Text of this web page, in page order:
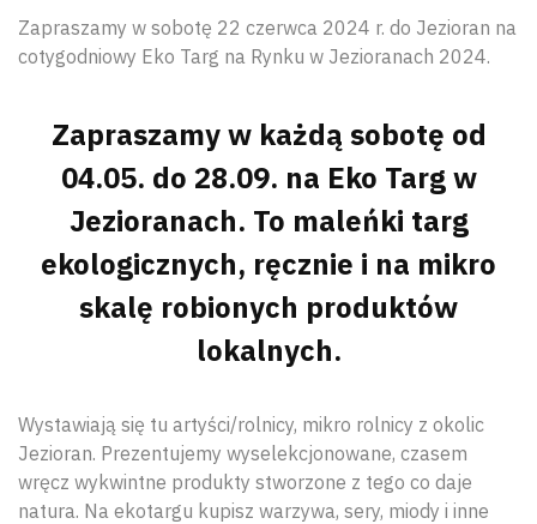
Zapraszamy w sobotę 22 czerwca 2024 r. do Jezioran na
cotygodniowy Eko Targ na Rynku w Jezioranach 2024.
Zapraszamy w każdą sobotę od
04.05. do 28.09. na Eko Targ w
Jezioranach. To maleńki targ
ekologicznych, ręcznie i na mikro
skalę robionych produktów
lokalnych.
Wystawiają się tu artyści/rolnicy, mikro rolnicy z okolic
Jezioran. Prezentujemy wyselekcjonowane, czasem
wręcz wykwintne produkty stworzone z tego co daje
natura. Na ekotargu kupisz warzywa, sery, miody i inne